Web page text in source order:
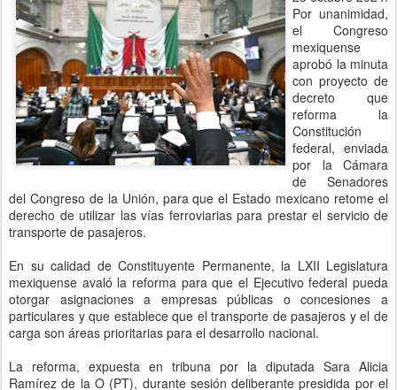
Por unanimidad,
el Congreso
mexiquense
aprobó la minuta
con proyecto de
decreto que
reforma la
Constitución
federal, enviada
por la Cámara
de Senadores
del Congreso de la Unión, para que el Estado mexicano retome el
derecho de utilizar las vías ferroviarias para prestar el servicio de
transporte de pasajeros.
En su calidad de Constituyente Permanente, la LXII Legislatura
mexiquense avaló la reforma para que el Ejecutivo federal pueda
otorgar asignaciones a empresas públicas o concesiones a
particulares y que establece que el transporte de pasajeros y el de
carga son áreas prioritarias para el desarrollo nacional.
La reforma, expuesta en tribuna por la diputada Sara Alicia
Ramírez de la O (PT), durante sesión deliberante presidida por el